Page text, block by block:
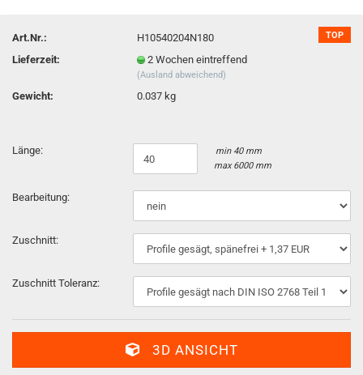
TOP
Art.Nr.:
H10540204N180
Lieferzeit:
2 Wochen eintreffend
(Ausland abweichend)
Gewicht: 0.037 kg
Länge:
min 40 mm
max 6000 mm
Bearbeitung:
Zuschnitt:
Zuschnitt Toleranz:
3D ANSICHT